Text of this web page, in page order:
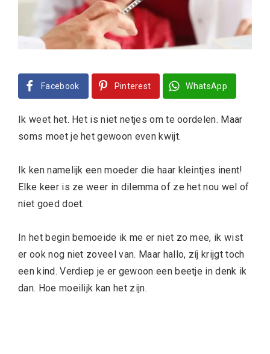
Facebook Pinterest WhatsApp
Ik weet het. Het is niet netjes om te oordelen. Maar
soms moet je het gewoon even kwijt.
Ik ken namelijk een moeder die haar kleintjes inent!
Elke keer is ze weer in dilemma of ze het nou wel of
niet goed doet.
In het begin bemoeide ik me er niet zo mee, ik wist
er ook nog niet zoveel van. Maar hallo, zíj krijgt toch
een kind. Verdiep je er gewoon een beetje in denk ik
dan. Hoe moeilijk kan het zijn.